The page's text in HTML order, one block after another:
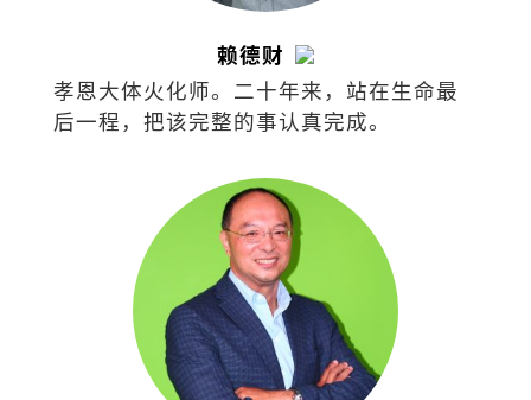
赖德财
孝恩大体火化师。二十年来，站在生命最
后一程，把该完整的事认真完成。